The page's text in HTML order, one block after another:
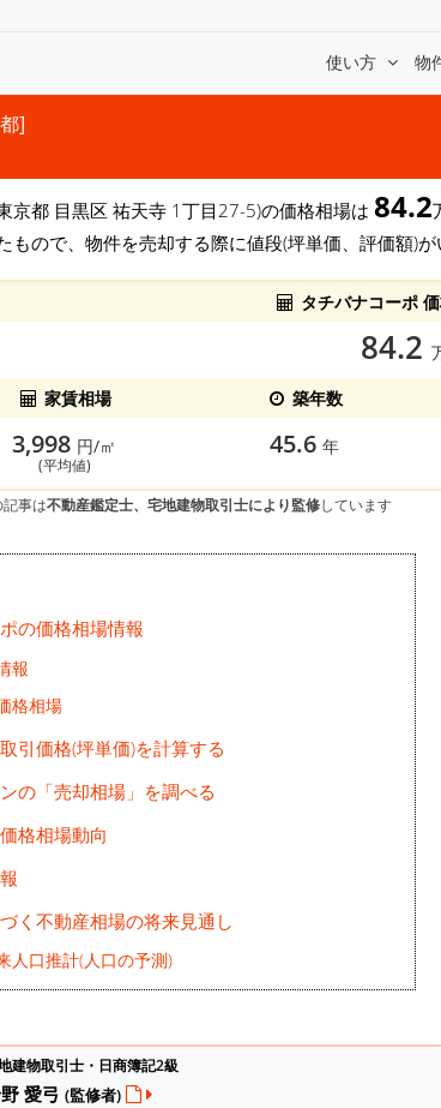
使い方 物
]
京都 目黒区 祐天寺 1丁目27-5)の価格相場は 84.2
もので、物件を売却する際に値段(坪単価、評価額)が
タチバナコーポ
84.2
家賃相場
築年数
3,998 円/㎡
(平均値)
45.6 年
事は不動産鑑定士、宅地建物取引士により監修しています
の価格相場情報
報
格相場
引価格(坪単価)を計算する
の「売却相場」を調べる
格相場動向
く不動産相場の将来見通し
人口推計(人口の予測)
建物取引士・日商簿記2級
愛弓 (監修者)